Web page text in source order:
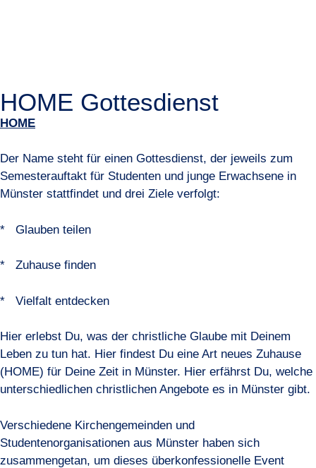
HOME Gottesdienst
HOME
Der Name steht für einen Gottesdienst, der jeweils zum
Semesterauftakt für Studenten und junge Erwachsene in
Münster stattfindet und drei Ziele verfolgt:
* Glauben teilen
* Zuhause finden
* Vielfalt entdecken
Hier erlebst Du, was der christliche Glaube mit Deinem
Leben zu tun hat. Hier findest Du eine Art neues Zuhause
(HOME) für Deine Zeit in Münster. Hier erfährst Du, welche
unterschiedlichen christlichen Angebote es in Münster gibt.
Verschiedene Kirchengemeinden und
Studentenorganisationen aus Münster haben sich
zusammengetan, um dieses überkonfessionelle Event